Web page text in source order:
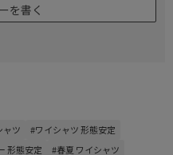
を書く
ャツ
#ワイシャツ 形態安定
形態安定
#春夏 ワイシャツ